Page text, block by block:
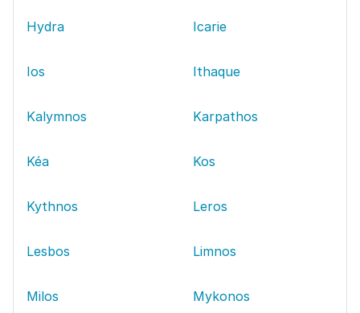
Hydra Icarie
Ios Ithaque
Kalymnos Karpathos
Kéa Kos
Kythnos Leros
Lesbos Limnos
Milos Mykonos